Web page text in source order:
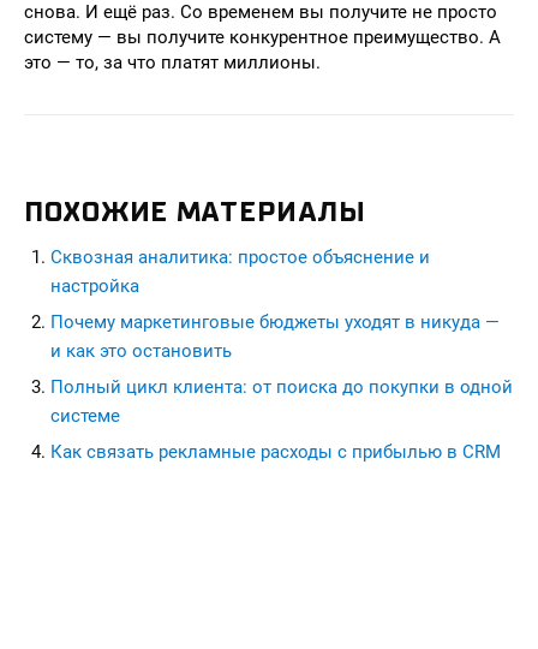
снова. И ещё раз. Со временем вы получите не просто
систему — вы получите конкурентное преимущество. А
это — то, за что платят миллионы.
ПОХОЖИЕ МАТЕРИАЛЫ
Сквозная аналитика: простое объяснение и
настройка
Почему маркетинговые бюджеты уходят в никуда —
и как это остановить
Полный цикл клиента: от поиска до покупки в одной
системе
Как связать рекламные расходы с прибылью в CRM